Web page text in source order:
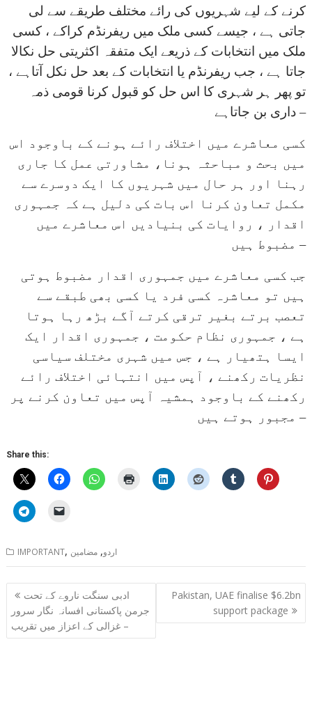
کرنے کے لیے شہریوں کی رائے مختلف طریقے سے لی
جاتی ہے ، جیسے کسی ملک میں ریفرنڈم کراکے ، کسی
ملک میں انتخابات کے ذریعے ایک متفقہ اکثریتی حل نکالا
جاتا ہے ، جب ریفرنڈم یا انتخابات کے بعد حل نکل آتاہے ،
تو پھر ہر شہری کا اس حل کو قبول کرنا قومی ذمہ
داری بن جاتاہے –
کسی معاشرے میں اختلاف رائے ہونے کے باوجود اس
میں بحث و مباحثہ ہونا، مشاورتی عمل کا جاری
رہنا اور ہر حال میں شہریوں کا ایک دوسرے سے
مکمل تعاون کرنا اس بات کی دلیل ہے کہ جمہوری
اقدار ، روایات کی بنیادیں اس معاشرے میں
مضبوط ہیں –
جب کسی معاشرے میں جمہوری اقدار مضبوط ہوتی
ہیں تو معاشرہ کسی فرد یا کسی بھی طبقے سے
تعصب برتے بغیر ترقی کرتے آگے بڑھ رہا ہوتا
ہے ، جمہوری نظام حکومت ، جمہوری اقدار ایک
ایسا ہتھیار ہے ، جس میں شہری مختلف سیاسی
نظریات رکھنے ، آپس میں انتہائی اختلاف رائے
رکھنے کے باوجود ہمشیہ آپس میں تعاون کرنے پر
مجبور ہوتے ہیں –
Share this:
IMPORTANT, اردو, مضامین
Post
navigation
ادبی سنگت ناروے کے تحت
جرمن پاکستانی افسانہ نگار سرور
غزالی کے اعزاز میں تقریب –
Pakistan, UAE finalise $6.2bn
support package